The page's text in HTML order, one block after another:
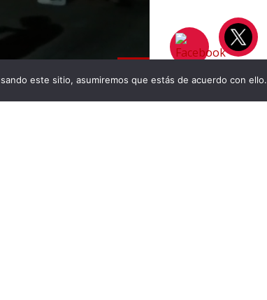
este sitio, asumiremos que estás de acuerdo con ello.